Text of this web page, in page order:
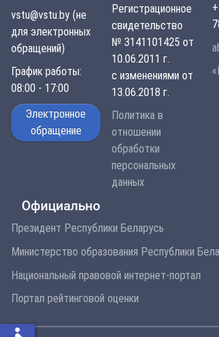
vstu@vstu.by (не
для электронных
обращений)
График работы:
08:00 - 17:00
Электронное
обращение
Регистрационное
свидетельство
№ 3141101425 от
10.06.2011 г.
с изменениями от
13.06.2018 г.
Политика в
отношении
обработки
персональных
данных
Официально
Президент Республики Беларусь
Министерство образования Республики
Национальный правовой интернет-портал
Портал рейтинговой оценки